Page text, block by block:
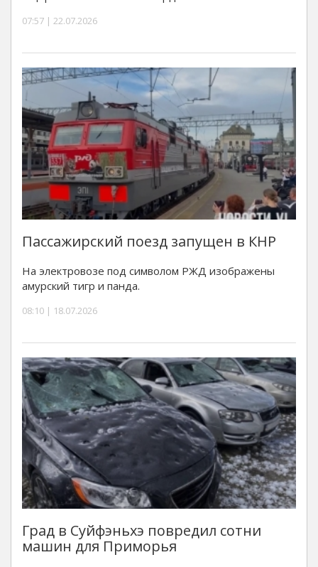
07:57 | 22.07.2026
Пассажирский поезд запущен в КНР
На электровозе под символом РЖД изображены
амурский тигр и панда.
08:10 | 18.07.2026
Град в Суйфэньхэ повредил сотни
машин для Приморья